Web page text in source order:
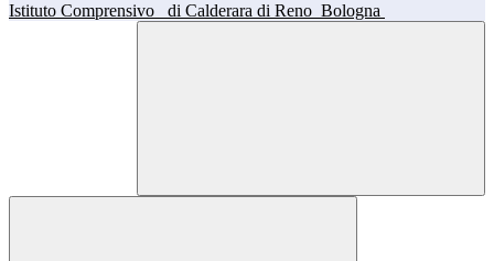
Istituto Comprensivo di Calderara di Reno Bologna